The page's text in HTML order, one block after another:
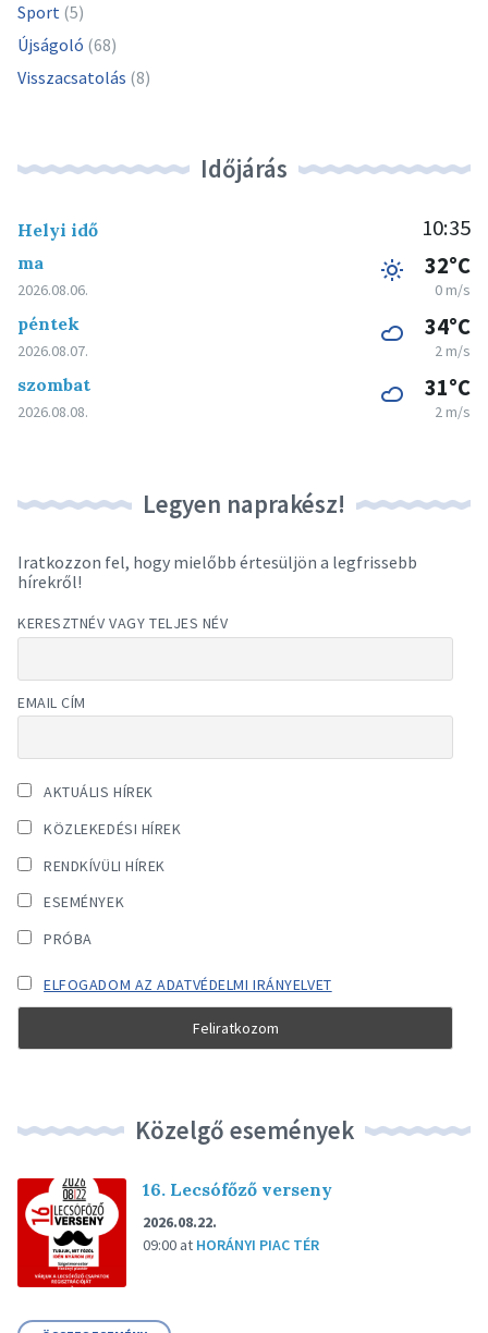
Sport (5)
Újságoló (68)
Visszacsatolás (8)
Időjárás
Helyi idő 10:35
ma
2026.08.06.
32°C
0 m/s
péntek
2026.08.07.
34°C
2 m/s
szombat
2026.08.08.
31°C
2 m/s
Legyen naprakész!
Iratkozzon fel, hogy mielőbb értesüljön a legfrissebb
hírekről!
KERESZTNÉV VAGY TELJES NÉV
EMAIL CÍM
AKTUÁLIS HÍREK
KÖZLEKEDÉSI HÍREK
RENDKÍVÜLI HÍREK
ESEMÉNYEK
PRÓBA
ELFOGADOM AZ ADATVÉDELMI IRÁNYELVET
Közelgő események
16. Lecsófőző verseny
2026.08.22.
09:00 at HORÁNYI PIAC TÉR